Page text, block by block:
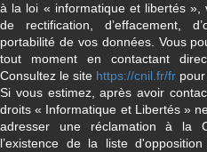
à la loi « informatique et libertés »,
de rectification, d’effacement,
portabilité de vos données. Vous
tout moment en contactant
Consultez le site https://cnil.fr/fr
Si vous estimez, après avoir
droits « Informatique et Libertés »
adresser une réclamation à la
l’existence de la liste